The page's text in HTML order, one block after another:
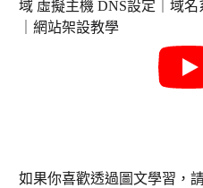
如果你喜歡透過圖文學習，